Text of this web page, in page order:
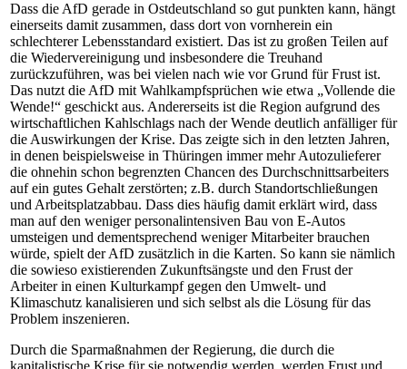
Dass die AfD gerade in Ostdeutschland so gut punkten kann, hängt
einerseits damit zusammen, dass dort von vornherein ein
schlechterer Lebensstandard existiert. Das ist zu großen Teilen auf
die Wiedervereinigung und insbesondere die Treuhand
zurückzuführen, was bei vielen nach wie vor Grund für Frust ist.
Das nutzt die AfD mit Wahlkampfsprüchen wie etwa „Vollende die
Wende!“ geschickt aus. Andererseits ist die Region aufgrund des
wirtschaftlichen Kahlschlags nach der Wende deutlich anfälliger für
die Auswirkungen der Krise. Das zeigte sich in den letzten Jahren,
in denen beispielsweise in Thüringen immer mehr Autozulieferer
die ohnehin schon begrenzten Chancen des Durchschnittsarbeiters
auf ein gutes Gehalt zerstörten; z.B. durch Standortschließungen
und Arbeitsplatzabbau. Dass dies häufig damit erklärt wird, dass
man auf den weniger personalintensiven Bau von E-Autos
umsteigen und dementsprechend weniger Mitarbeiter brauchen
würde, spielt der AfD zusätzlich in die Karten. So kann sie nämlich
die sowieso existierenden Zukunftsängste und den Frust der
Arbeiter in einen Kulturkampf gegen den Umwelt- und
Klimaschutz kanalisieren und sich selbst als die Lösung für das
Problem inszenieren.
Durch die Sparmaßnahmen der Regierung, die durch die